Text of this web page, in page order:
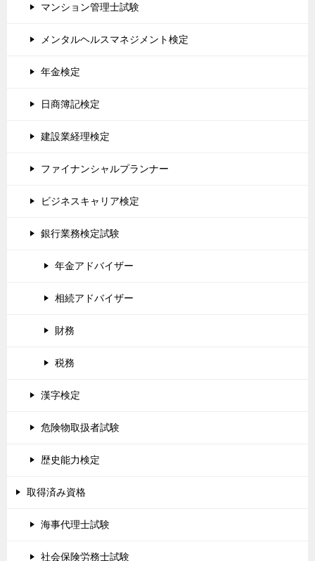
マンション管理士試験
メンタルヘルスマネジメント検定
年金検定
日商簿記検定
建設業経理検定
ファイナンシャルプランナー
ビジネスキャリア検定
銀行業務検定試験
年金アドバイザー
相続アドバイザー
財務
税務
漢字検定
危険物取扱者試験
歴史能力検定
取得済み資格
海事代理士試験
社会保険労務士試験